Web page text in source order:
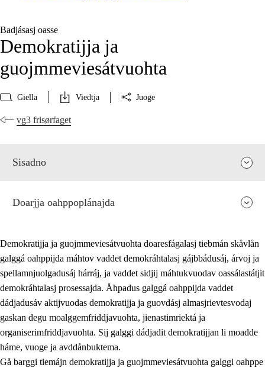
Badjásasj oasse
Demokratijja ja
guojmmeviesátvuohta
Giella Viedtja Juoge
vg3 frisørfaget
Sisadno
2. Prinsihpa oahppama, åvddånahttema ja ávddama hárráj
Doarjja oahppoplánajda
Demokratijja ja guojmmeviesátvuohta doaresfágalasj tiebmán skåvlån
galggá oahppijda máhtov vaddet demokráhtalasj gájbbádusáj, árvoj ja
spellamnjuolgadusáj hárráj, ja vaddet sidjij máhtukvuodav oassálastátjit
demokráhtalasj prosessajda. Åhpadus galggá oahppijda vaddet
dádjadusáv aktijvuodas demokratijja ja guovdásj almasjrievtesvodaj
gaskan degu moalggemfriddjavuohta, jienastimriektá ja
organiserimfriddjavuohta. Sij galggi dádjadit demokratijjan li moadde
háme, vuoge ja avddånbuktema.
Gå barggi tiemájn demokratijja ja guojmmeviesátvuohta galggi oahppe